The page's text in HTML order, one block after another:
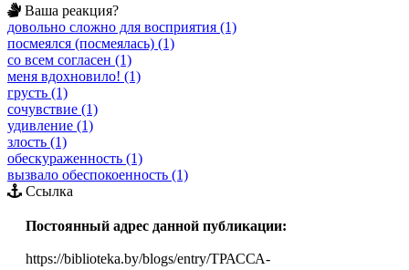
Ваша реакция?
довольно сложно для восприятия (1)
посмеялся (посмеялась) (1)
со всем согласен (1)
меня вдохновило! (1)
грусть (1)
сочувствие (1)
удивление (1)
злость (1)
обескураженность (1)
вызвало обеспокоенность (1)
Ссылка
Постоянный адрес данной публикации:
https://biblioteka.by/blogs/entry/ТРАССА-